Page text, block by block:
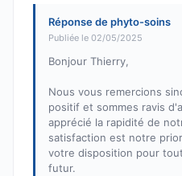
Réponse de phyto-soins
Publiée le 02/05/2025
Bonjour Thierry,
Nous vous remercions
positif et sommes ravis
apprécié la rapidité de
satisfaction est notre
votre disposition pour
futur.